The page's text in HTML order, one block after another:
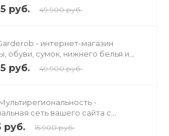
руб. 49 900 руб.
- интернет-магазин
обуви, сумок, нижнего белья и
руб. 49 900 руб.
-
сеть вашего сайта с
в поисковиках
руб. 15 900 руб.